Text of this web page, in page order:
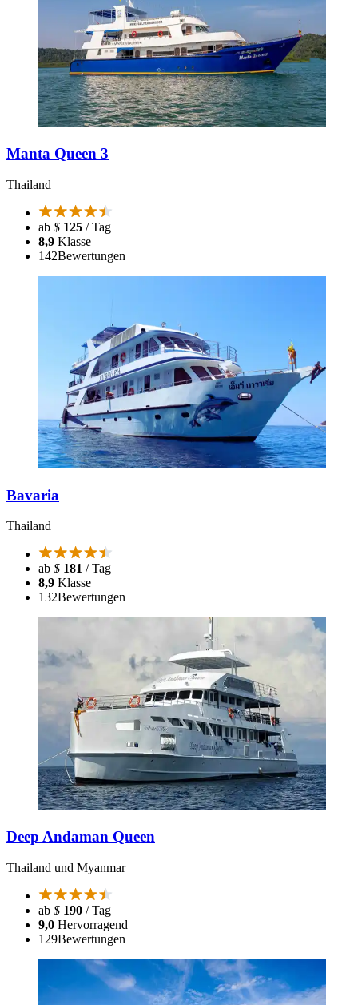
Manta Queen 3
Thailand
ab $ 125 / Tag
8,9 Klasse
142Bewertungen
Bavaria
Thailand
ab $ 181 / Tag
8,9 Klasse
132Bewertungen
Deep Andaman Queen
Thailand und Myanmar
ab $ 190 / Tag
9,0 Hervorragend
129Bewertungen